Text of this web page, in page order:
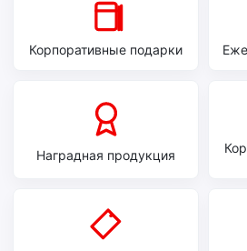
Корпоративные подарки
Наградная продукция